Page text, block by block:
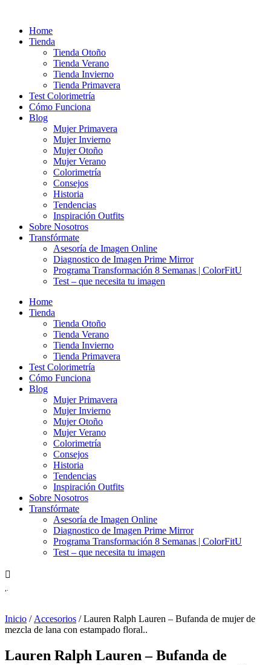
contenidoHome
Tienda
Tienda Otoño
Tienda Verano
Tienda Invierno
Tienda Primavera
Test Colorimetría
Cómo Funciona
Blog
Mujer Primavera
Mujer Invierno
Mujer Otoño
Mujer Verano
Colorimetría
Consejos
Historia
Tendencias
Inspiración Outfits
Sobre Nosotros
Transfórmate
Asesoría de Imagen Online
Diagnostico de Imagen Prime Mirror
Programa Transformación 8 Semanas | ColorFitU
Test – que necesita tu imagen
Home
Tienda
Tienda Otoño
Tienda Verano
Tienda Invierno
Tienda Primavera
Test Colorimetría
Cómo Funciona
Blog
Mujer Primavera
Mujer Invierno
Mujer Otoño
Mujer Verano
Colorimetría
Consejos
Historia
Tendencias
Inspiración Outfits
Sobre Nosotros
Transfórmate
Asesoría de Imagen Online
Diagnostico de Imagen Prime Mirror
Programa Transformación 8 Semanas | ColorFitU
Test – que necesita tu imagen
Inicio / Accesorios / Lauren Ralph Lauren – Bufanda de mujer de
mezcla de lana con estampado floral..
Lauren Ralph Lauren – Bufanda de